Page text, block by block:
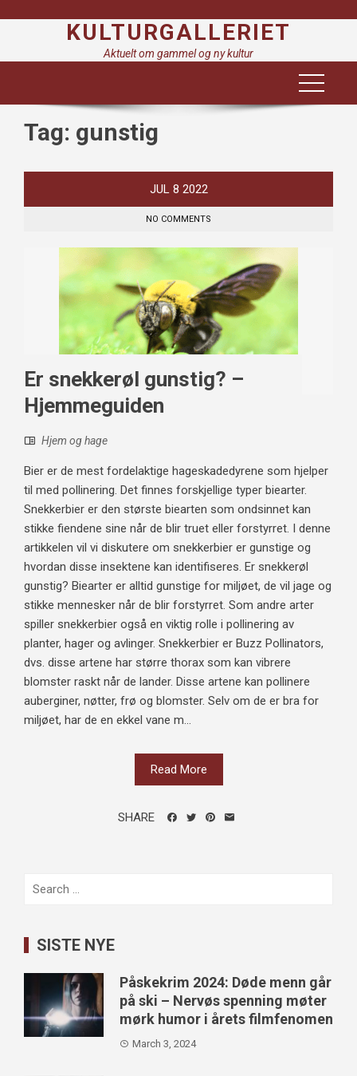
KULTURGALLERIET
Aktuelt om gammel og ny kultur
Tag: gunstig
JUL 8 2022
NO COMMENTS
Er snekkerøl gunstig? –
Hjemmeguiden
Hjem og hage
Bier er de mest fordelaktige hageskadedyrene som hjelper
til med pollinering. Det finnes forskjellige typer biearter.
Snekkerbier er den største biearten som ondsinnet kan
stikke fiendene sine når de blir truet eller forstyrret. I denne
artikkelen vil vi diskutere om snekkerbier er gunstige og
hvordan disse insektene kan identifiseres. Er snekkerøl
gunstig? Biearter er alltid gunstige for miljøet, de vil jage og
stikke mennesker når de blir forstyrret. Som andre arter
spiller snekkerbier også en viktig rolle i pollinering av
planter, hager og avlinger. Snekkerbier er Buzz Pollinators,
dvs. disse artene har større thorax som kan vibrere
blomster raskt når de lander. Disse artene kan pollinere
auberginer, nøtter, frø og blomster. Selv om de er bra for
miljøet, har de en ekkel vane m...
Read More
SHARE
Search
SISTE NYE
Påskekrim 2024: Døde menn går
på ski – Nervøs spenning møter
mørk humor i årets filmfenomen
March 3, 2024